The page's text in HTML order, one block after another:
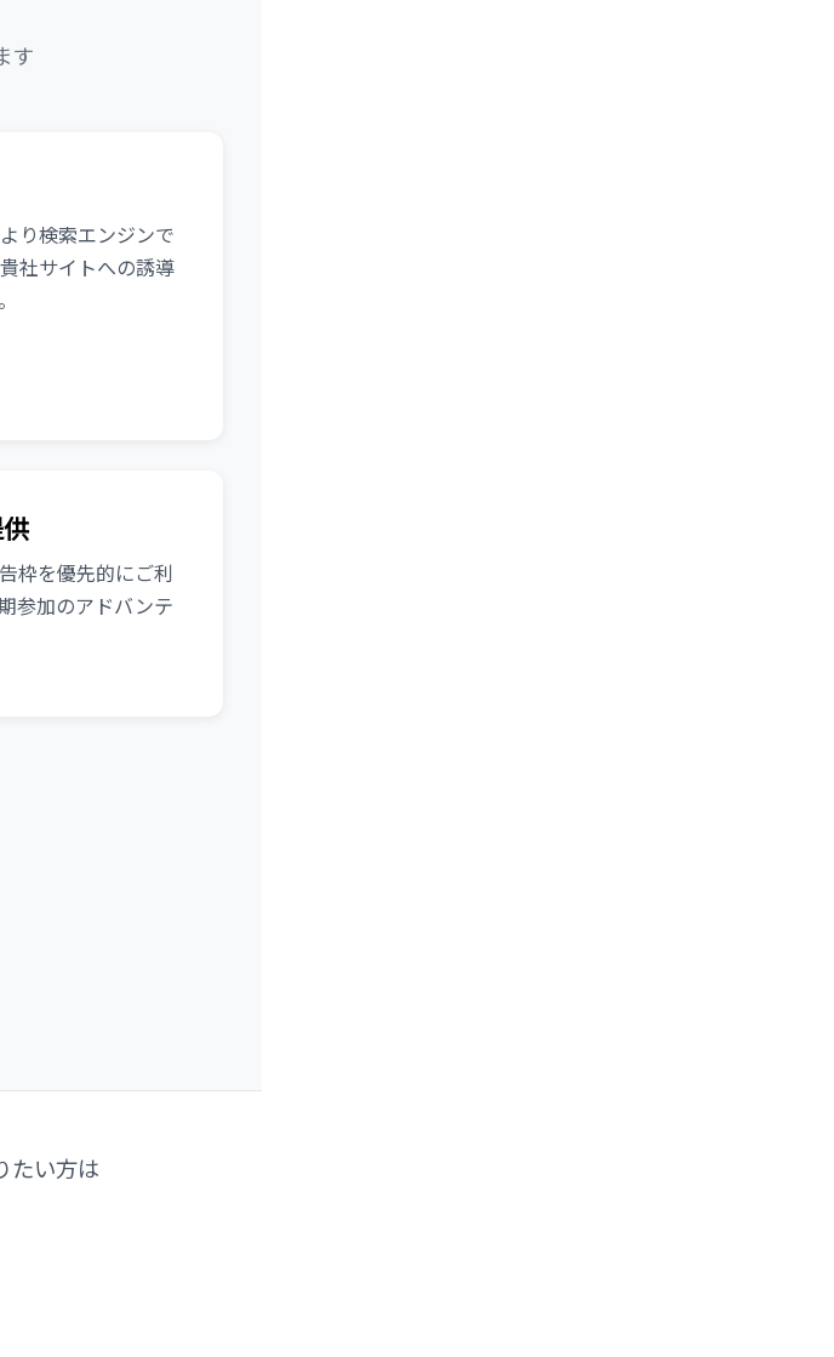
す
り検索エンジンで
社サイトへの誘導
枠を優先的にご利
参加のアドバンテ
たい方は